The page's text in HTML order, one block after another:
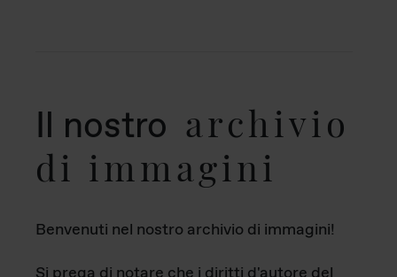
Il nostro archivio
di immagini
Benvenuti nel nostro archivio di immagini!
Si prega di notare che i diritti d'autore del